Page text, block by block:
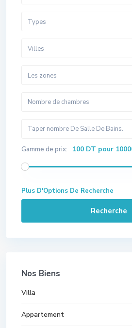
Types
Villes
Les zones
Gamme de prix: 100 DT pour
Plus D'Options De Recherche
Recherche
Nos Biens
Villa
Appartement